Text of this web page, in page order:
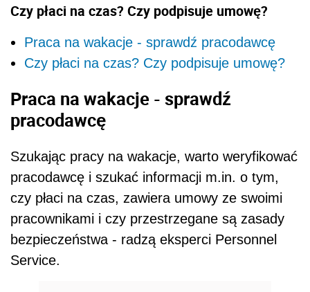
Czy płaci na czas? Czy podpisuje umowę?
Praca na wakacje - sprawdź pracodawcę
Czy płaci na czas? Czy podpisuje umowę?
Praca na wakacje - sprawdź
pracodawcę
Szukając pracy na wakacje, warto weryfikować
pracodawcę i szukać informacji m.in. o tym,
czy płaci na czas, zawiera umowy ze swoimi
pracownikami i czy przestrzegane są zasady
bezpieczeństwa - radzą eksperci Personnel
Service.